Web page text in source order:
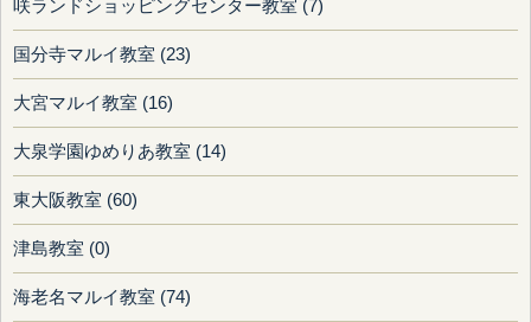
咲ランドショッピングセンター教室 (7)
国分寺マルイ教室 (23)
大宮マルイ教室 (16)
大泉学園ゆめりあ教室 (14)
東大阪教室 (60)
津島教室 (0)
海老名マルイ教室 (74)